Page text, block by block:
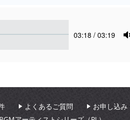
Current
03:18 / 03:19
よくあるご質問
お申し込み